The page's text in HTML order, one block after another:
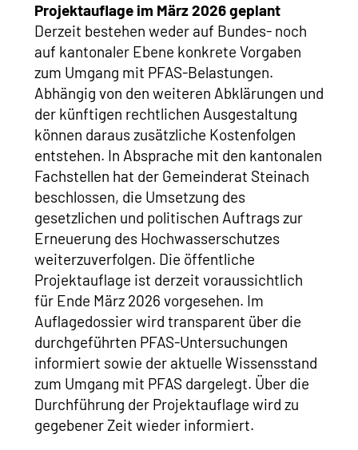
Projektauflage im März 2026 geplant
Derzeit bestehen weder auf Bundes- noch
auf kantonaler Ebene konkrete Vorgaben
zum Umgang mit PFAS-Belastungen.
Abhängig von den weiteren Abklärungen und
der künftigen rechtlichen Ausgestaltung
können daraus zusätzliche Kostenfolgen
entstehen. In Absprache mit den kantonalen
Fachstellen hat der Gemeinderat Steinach
beschlossen, die Umsetzung des
gesetzlichen und politischen Auftrags zur
Erneuerung des Hochwasserschutzes
weiterzuverfolgen. Die öffentliche
Projektauflage ist derzeit voraussichtlich
für Ende März 2026 vorgesehen. Im
Auflagedossier wird transparent über die
durchgeführten PFAS-Untersuchungen
informiert sowie der aktuelle Wissensstand
zum Umgang mit PFAS dargelegt. Über die
Durchführung der Projektauflage wird zu
gegebener Zeit wieder informiert.